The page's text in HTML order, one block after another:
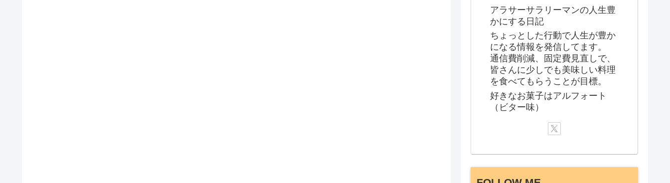
アラサーサラリーマンの人生豊
かにする日記
ちょっとした行動で人生が豊か
になる情報を発信してます。
通信費削減、固定費見直しで、
皆さんに少しでも美味しい料理
を食べてもらうことが目標。
好きなお菓子はアルフォート
（ビター味）